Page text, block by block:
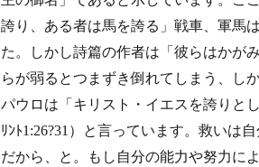
誇り、ある者は馬を誇る」戦車、軍馬
た。しかし詩篇の作者は「彼らはかが
らが弱るとつまずき倒れてしまう、し
パウロは「キリスト・イエスを誇りと
ﾘﾝﾄ1:26?31）と言っています。救いは
だから、と。もし自分の能力や努力に